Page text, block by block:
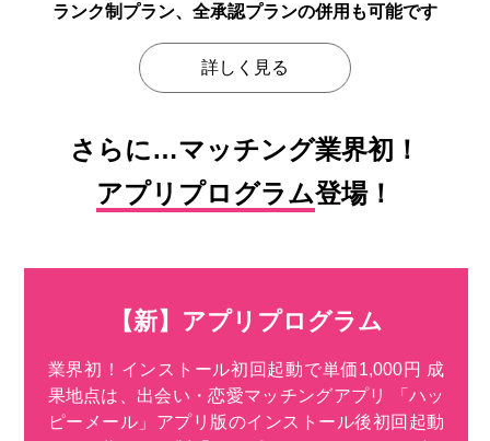
ランク制プラン、全承認プランの併用も可能です
詳しく見る
さらに…マッチング業界初！
アプリプログラム登場！
【新】アプリプログラム
業界初！インストール初回起動で単価1,000円 成
果地点は、出会い・恋愛マッチングアプリ 「ハッ
ピーメール」アプリ版のインストール後初回起動